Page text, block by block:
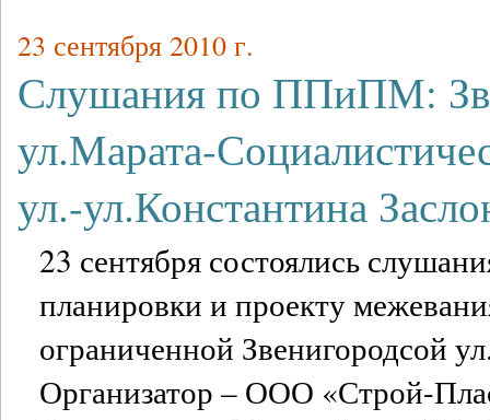
23 сентября 2010 г.
Слушания по ППиПМ:
ул.Марата-
ул.-ул.Константина
23 сентября состоялись
планировки и проекту
ограниченной Звенигородсой
Организатор – ООО «Строй-